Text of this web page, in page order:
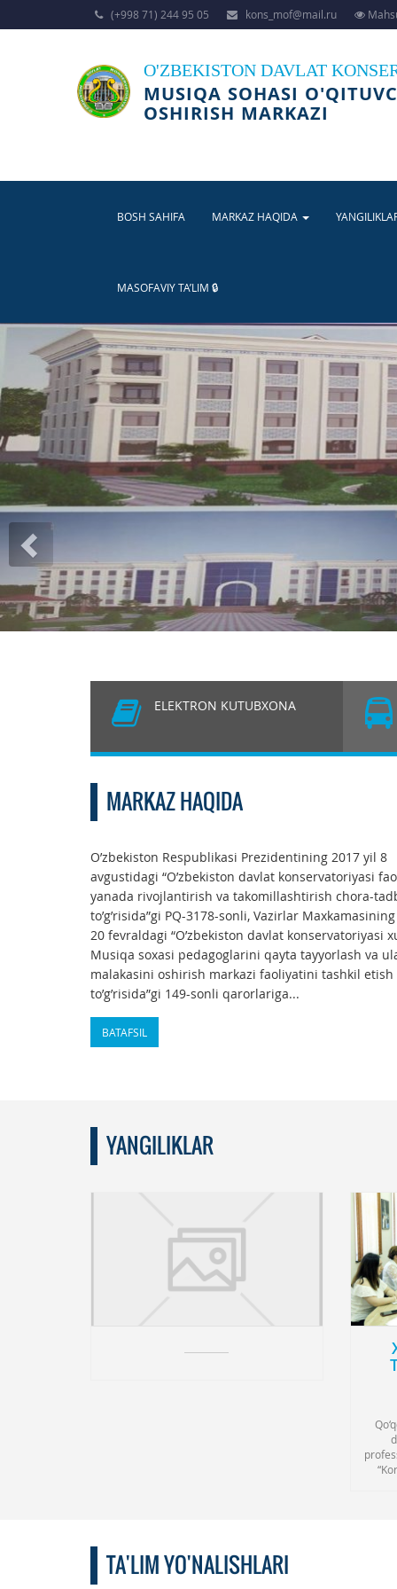
(+998 71) 244 95 05 kons_mof@mail.ru
O'ZBEKISTON DAVLAT
MUSIQA SOHASI
OSHIRISH MARKAZI
BOSH SAHIFA MARKAZ HAQIDA
MASOFAVIY TA’LIM 🔒
MARKAZNING
YANGI
Previous
ELEKTRON KUTUBXONA
MARKAZ HAQIDA
O’zbekiston Respublikasi Prezidentining 2017 yil 8
avgustidagi “O’zbekiston davlat konservatoriyasi
yanada rivojlantirish va takomillashtirish chora-
to’g’risida”gi PQ-3178-sonli, Vazirlar
20 fevraldagi “O’zbekiston davlat konservatoriyasi
Musiqa soxasi pedagoglarini qayta tayyorlash va
malakasini oshirish markazi faoliyatini tashkil etish
to’g’risida”gi 149-sonli qarorlariga...
BATAFSIL
YANGILIKLAR
TA'LIM YO'NALISHLARI